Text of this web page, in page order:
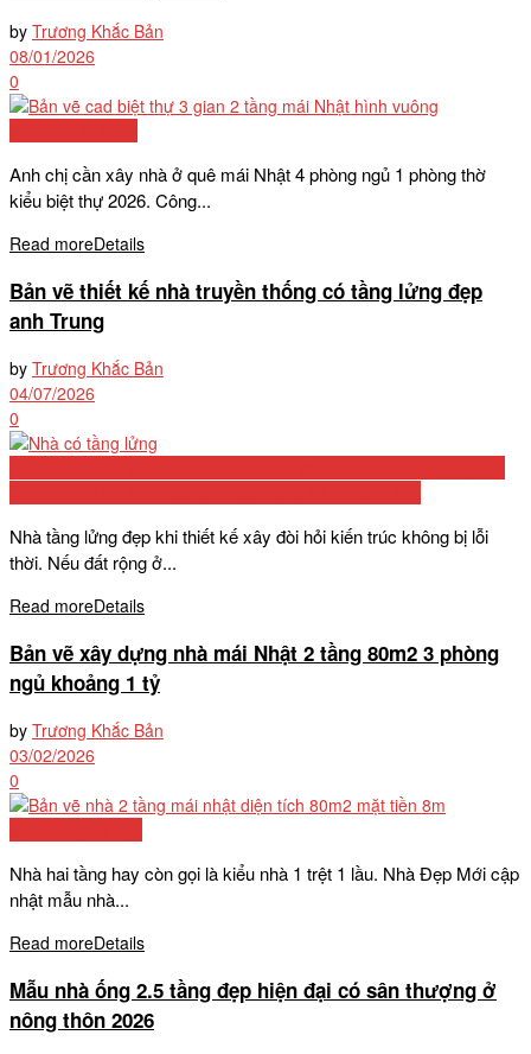
by Trương Khắc Bản
08/01/2026
0
Anh chị cần xây nhà ở quê mái Nhật 4 phòng ngủ 1 phòng thờ
kiểu biệt thự 2026. Công...
Read moreDetails
Bản vẽ thiết kế nhà truyền thống có tầng lửng đẹp
anh Trung
by Trương Khắc Bản
04/07/2026
0
Nhà tầng lửng đẹp khi thiết kế xây đòi hỏi kiến trúc không bị lỗi
thời. Nếu đất rộng ở...
Read moreDetails
Bản vẽ xây dựng nhà mái Nhật 2 tầng 80m2 3 phòng
ngủ khoảng 1 tỷ
by Trương Khắc Bản
03/02/2026
0
Nhà hai tầng hay còn gọi là kiểu nhà 1 trệt 1 lầu. Nhà Đẹp Mới cập
nhật mẫu nhà...
Read moreDetails
Mẫu nhà ống 2.5 tầng đẹp hiện đại có sân thượng ở
nông thôn 2026